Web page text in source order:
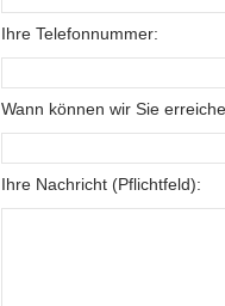
Ihre Telefonnummer:
Wann können wir Sie
Ihre Nachricht (Pflichtfeld):